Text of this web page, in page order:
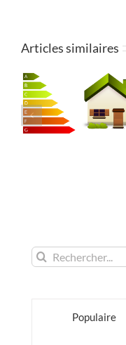
Articles similaires
Rechercher:
Populaire